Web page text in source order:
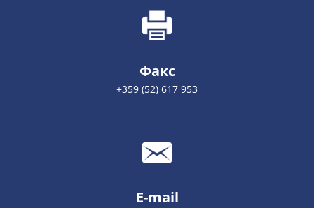
Факс
+359 (52) 617 953
E-mail